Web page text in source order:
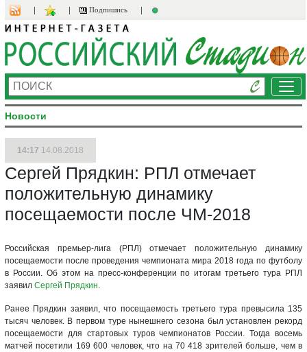
Подпишись
Новости
14:17 14.08.2018
Сергей Прядкин: РПЛ отмечает
положительную динамику
посещаемости после ЧМ-2018
Российская премьер-лига (РПЛ) отмечает положительную динамику
посещаемости после проведения чемпионата мира 2018 года по футболу
в России. Об этом на пресс-конференции по итогам третьего тура РПЛ
заявил Сергей Прядкин.
Ранее Прядкин заявил, что посещаемость третьего тура превысила 135
тысяч человек. В первом туре нынешнего сезона был установлен рекорд
посещаемости для стартовых туров чемпионатов России. Тогда восемь
матчей посетили 169 600 человек, что на 70 418 зрителей больше, чем в